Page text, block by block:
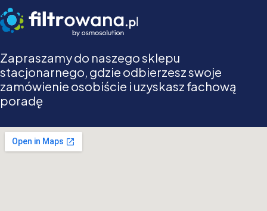
Zapraszamy do naszego sklepu
stacjonarnego, gdzie odbierzesz swoje
zamówienie osobiście i uzyskasz fachową
poradę